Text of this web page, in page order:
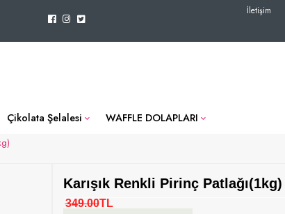
İletişim
Çikolata Şelalesi WAFFLE DOLAPLARI
Karışık Renkli Pirinç Patlağı(1kg)
349.00TL